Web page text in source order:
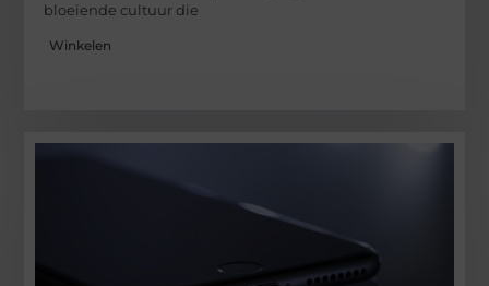
bloeiende cultuur die
Winkelen